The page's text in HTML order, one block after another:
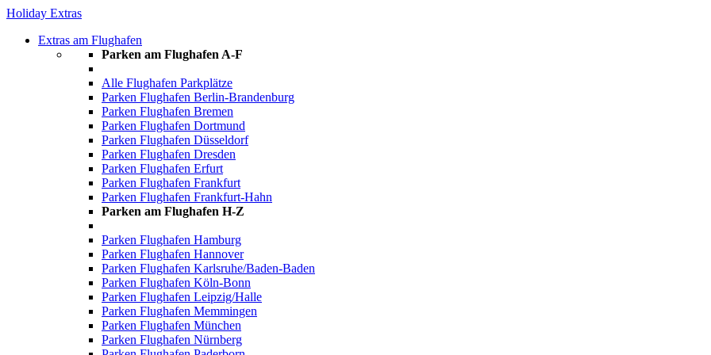
Holiday Extras
Extras am Flughafen
Parken am Flughafen A-F
Alle Flughafen Parkplätze
Parken Flughafen Berlin-Brandenburg
Parken Flughafen Bremen
Parken Flughafen Dortmund
Parken Flughafen Düsseldorf
Parken Flughafen Dresden
Parken Flughafen Erfurt
Parken Flughafen Frankfurt
Parken Flughafen Frankfurt-Hahn
Parken am Flughafen H-Z
Parken Flughafen Hamburg
Parken Flughafen Hannover
Parken Flughafen Karlsruhe/Baden-Baden
Parken Flughafen Köln-Bonn
Parken Flughafen Leipzig/Halle
Parken Flughafen Memmingen
Parken Flughafen München
Parken Flughafen Nürnberg